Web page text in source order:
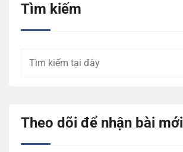
Tìm kiếm
Theo dõi để nhận bài mới